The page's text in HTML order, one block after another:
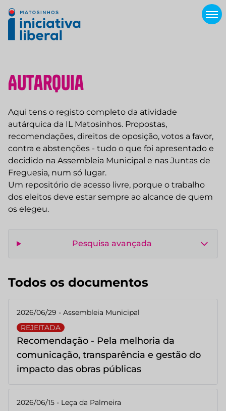
Autarquia
Aqui tens o registo completo da atividade
autárquica da IL Matosinhos. Propostas,
recomendações, direitos de oposição, votos a favor,
contra e abstenções - tudo o que foi apresentado e
decidido na Assembleia Municipal e nas Juntas de
Freguesia, num só lugar.
Um repositório de acesso livre, porque o trabalho
dos eleitos deve estar sempre ao alcance de quem
os elegeu.
Pesquisa avançada
Todos os documentos
2026/06/29 - Assembleia Municipal
REJEITADA
Recomendação - Pela melhoria da
comunicação, transparência e gestão do
impacto das obras públicas
2026/06/15 - Leça da Palmeira